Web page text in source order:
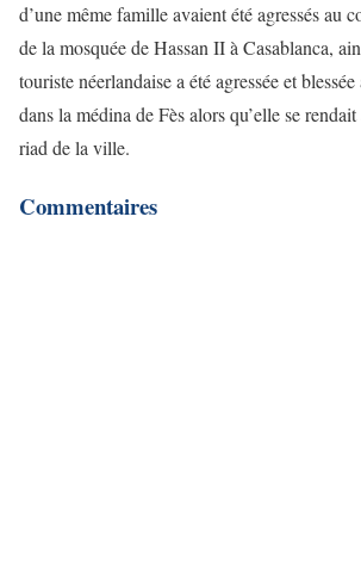
d’une même famille avaient été agressés au
de la mosquée de Hassan II à Casablanca,
touriste néerlandaise a été agressée et
dans la médina de Fès alors qu’elle se
riad de la ville.
Commentaires